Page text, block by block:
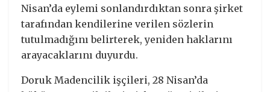
Nisan’da eylemi sonlandırdıktan sonra şirket
tarafından kendilerine verilen sözlerin
tutulmadığını belirterek, yeniden haklarını
arayacaklarını duyurdu.
Doruk Madencilik işçileri, 28 Nisan’da